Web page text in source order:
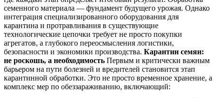
семенного материала — фундамент будущего урожая. Однако
интеграция специализированного оборудования для
карантина и протравливания в существующие
технологические цепочки требует не просто покупки
агрегатов, а глубокого переосмысления логистики,
безопасности и экономики производства. Карантин семян:
не роскошь, а необходимость Первым и критически важным
барьером на пути болезней и вредителей становится этап
карантинной обработки. Это не просто временное хранение, а
комплекс мер по обеззараживанию, включающий: